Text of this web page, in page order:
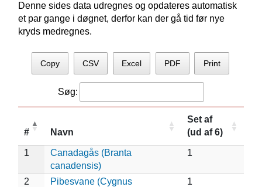
Denne sides data udregnes og opdateres automatisk
et par gange i døgnet, derfor kan der gå tid før nye
kryds medregnes.
Copy CSV Excel PDF Print
Søg:
# Navn
Set af
(ud af 6)
1
Canadagås (Branta
canadensis)
1
2
Pibesvane (Cygnus
1